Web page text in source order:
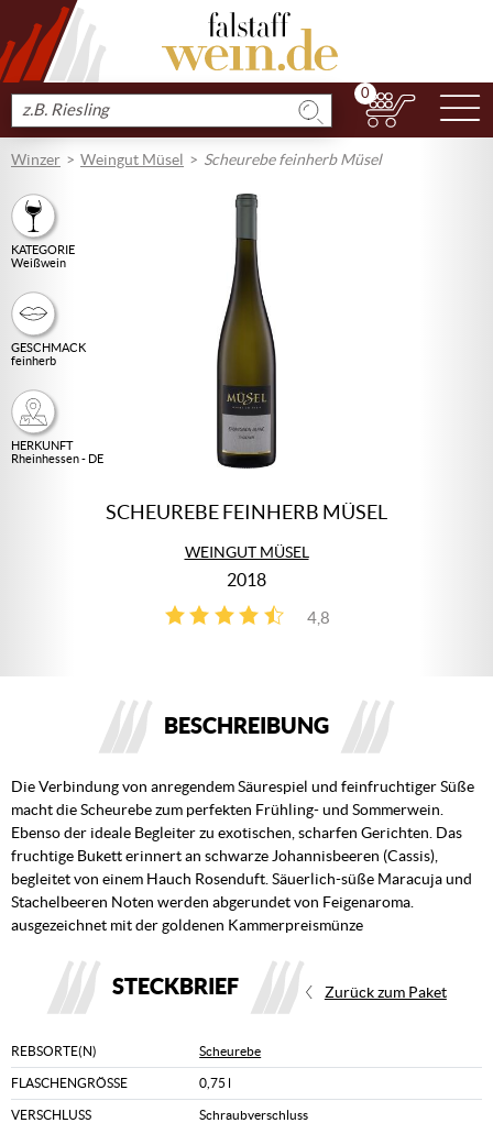
Produkt
suchen
0
Winzer Weingut Müsel Scheurebe feinherb Müsel
KATEGORIE
Weißwein
GESCHMACK
feinherb
HERKUNFT
Rheinhessen - DE
SCHEUREBE FEINHERB MÜSEL
WEINGUT MÜSEL
2018
4,8
4
BESCHREIBUNG
Die Verbindung von anregendem Säurespiel und feinfruchtiger Süße
macht die Scheurebe zum perfekten Frühling- und Sommerwein.
Ebenso der ideale Begleiter zu exotischen, scharfen Gerichten. Das
fruchtige Bukett erinnert an schwarze Johannisbeeren (Cassis),
begleitet von einem Hauch Rosenduft. Säuerlich-süße Maracuja und
Stachelbeeren Noten werden abgerundet von Feigenaroma.
ausgezeichnet mit der goldenen Kammerpreismünze
STECKBRIEF Zurück zum Paket
REBSORTE(N) Scheurebe
FLASCHENGRÖSSE 0,75 l
VERSCHLUSS Schraubverschluss